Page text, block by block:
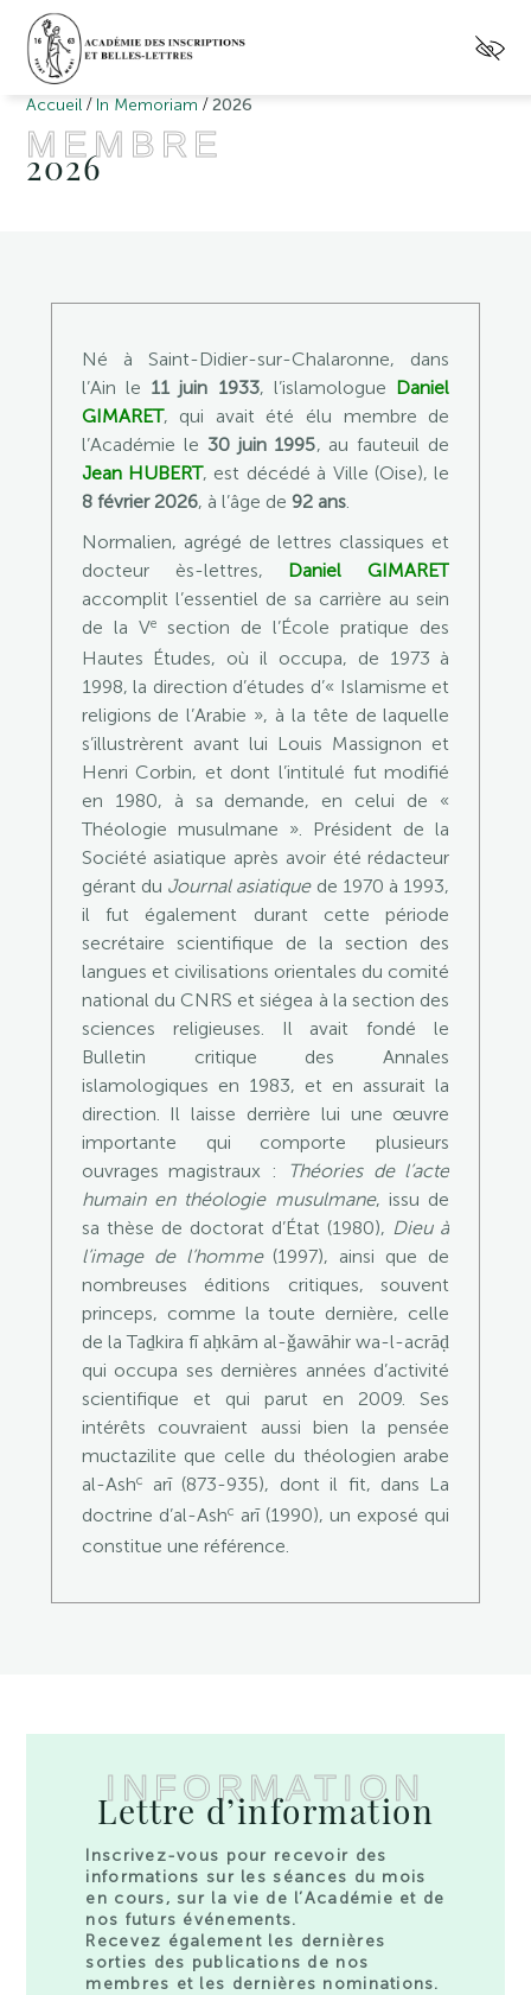
Accueil / In Memoriam /2026
MEMBRE
2026
Né à Saint-Didier-sur-Chalaronne, dans
l’Ain le 11 juin 1933, l’islamologue Daniel
GIMARET, qui avait été élu membre de
l’Académie le 30 juin 1995, au fauteuil de
Jean HUBERT, est décédé à Ville (Oise), le
8 février 2026, à l’âge de 92 ans.
Normalien, agrégé de lettres classiques et
docteur ès-lettres, Daniel GIMARET
accomplit l’essentiel de sa carrière au sein
de la Vesection de l’École pratique des
Hautes Études, où il occupa, de 1973 à
1998, la direction d’études d’« Islamisme et
religions de l’Arabie », à la tête de laquelle
s’illustrèrent avant lui Louis Massignon et
Henri Corbin, et dont l’intitulé fut modifié
en 1980, à sa demande, en celui de «
Théologie musulmane ». Président de la
Société asiatique après avoir été rédacteur
gérant du Journal asiatiquede 1970 à 1993,
il fut également durant cette période
secrétaire scientifique de la section des
langues et civilisations orientales du comité
national du CNRS et siégea à la section des
sciences religieuses. Il avait fondé le
Bulletin critique des Annales
islamologiques en 1983, et en assurait la
direction. Il laisse derrière lui une œuvre
importante qui comporte plusieurs
ouvrages magistraux :
Théories de l’acte
humain en théologie musulmane, issu de
sa thèse de doctorat d’État (1980), Dieu à
l’image de l’homme(1997), ainsi que de
nombreuses éditions critiques, souvent
princeps, comme la toute dernière, celle
de la Taḏkira fī aḥkām al-ǧawāhir wa-l-acrāḍ
qui occupa ses dernières années d’activité
scientifique et qui parut en 2009. Ses
intérêts couvraient aussi bien la pensée
muctazilite que celle du théologien arabe
al-Ashc
arī (873-935), dont il fit, dans La
doctrine d’al-Ashc arī (1990), un exposé qui
constitue une référence.
INFORMATION
Lettre d’information
Inscrivez-vous pour recevoir des
informations sur les séances du mois
en cours, sur la vie de l’Académie et de
nos futurs événements.
Recevez également les dernières
sorties des publications de nos
membres et les dernières nominations.